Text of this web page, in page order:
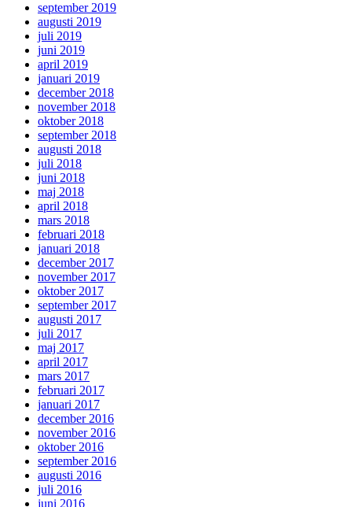
september 2019
augusti 2019
juli 2019
juni 2019
april 2019
januari 2019
december 2018
november 2018
oktober 2018
september 2018
augusti 2018
juli 2018
juni 2018
maj 2018
april 2018
mars 2018
februari 2018
januari 2018
december 2017
november 2017
oktober 2017
september 2017
augusti 2017
juli 2017
maj 2017
april 2017
mars 2017
februari 2017
januari 2017
december 2016
november 2016
oktober 2016
september 2016
augusti 2016
juli 2016
juni 2016